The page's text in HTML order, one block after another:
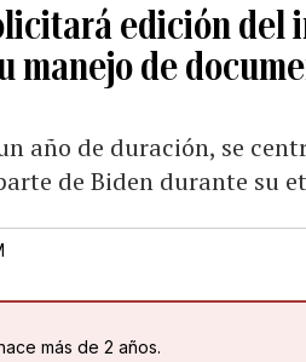
edición del
manejo de
año de duración, se
de Biden durante su
más de 2 años.